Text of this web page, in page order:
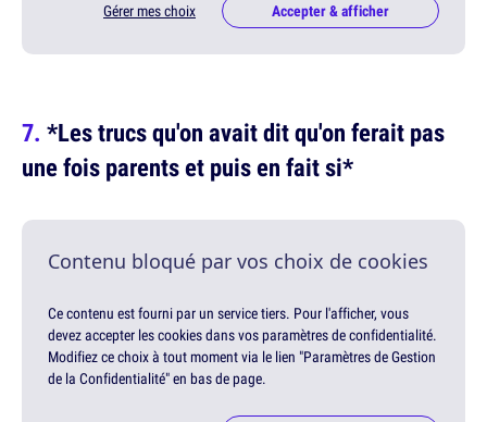
Gérer mes choix Accepter & afficher
*Les trucs qu'on avait dit qu'on ferait pas
une fois parents et puis en fait si*
Contenu bloqué par vos choix de cookies
Ce contenu est fourni par un service tiers. Pour l'afficher, vous
devez accepter les cookies dans vos paramètres de confidentialité.
Modifiez ce choix à tout moment via le lien "Paramètres de Gestion
de la Confidentialité" en bas de page.